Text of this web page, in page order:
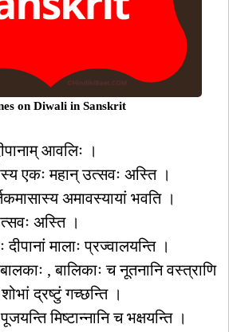
on Diwali in Sanskrit
आवलिः ।
एकः महान् उत्सवः अस्ति ।
अमावस्यायां भवति ।
अस्ति ।
मालाः प्रज्वालयन्ति ।
, बालिकाः च नूतनानि वस्त्राणि
द्रष्टुं गच्छन्ति ।
मिष्टान्नानि च भक्षयन्ति ।